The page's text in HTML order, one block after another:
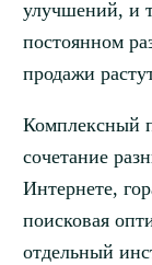
улучшений, и
постоянном
продажи
Комплексный
сочетание
Интернете,
поисковая
отдельный